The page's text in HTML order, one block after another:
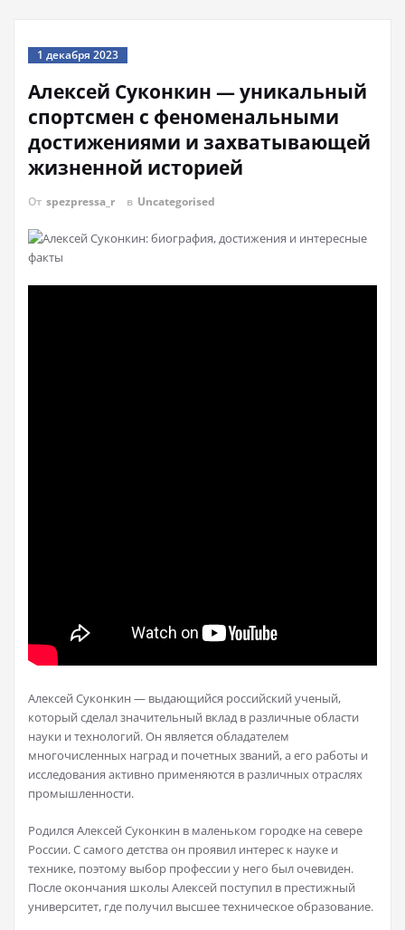
1 декабря 2023
Алексей Суконкин — уникальный
спортсмен с феноменальными
достижениями и захватывающей
жизненной историей
От spezpressa_r в Uncategorised
Алексей Суконкин — выдающийся российский ученый,
который сделал значительный вклад в различные области
науки и технологий. Он является обладателем
многочисленных наград и почетных званий, а его работы и
исследования активно применяются в различных отраслях
промышленности.
Родился Алексей Суконкин в маленьком городке на севере
России. С самого детства он проявил интерес к науке и
технике, поэтому выбор профессии у него был очевиден.
После окончания школы Алексей поступил в престижный
университет, где получил высшее техническое образование.